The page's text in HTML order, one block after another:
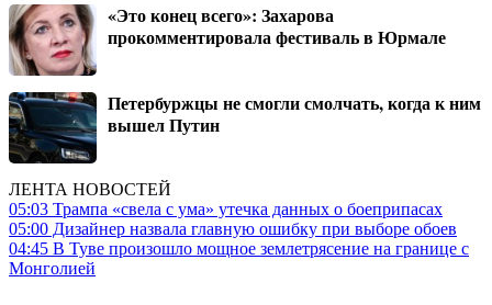
«Это конец всего»: Захарова
прокомментировала фестиваль в Юрмале
Петербуржцы не смогли смолчать, когда к ним
вышел Путин
ЛЕНТА НОВОСТЕЙ
05:03 Трампа «свела с ума» утечка данных о боеприпасах
05:00 Дизайнер назвала главную ошибку при выборе обоев
04:45 В Туве произошло мощное землетрясение на границе с
Монголией